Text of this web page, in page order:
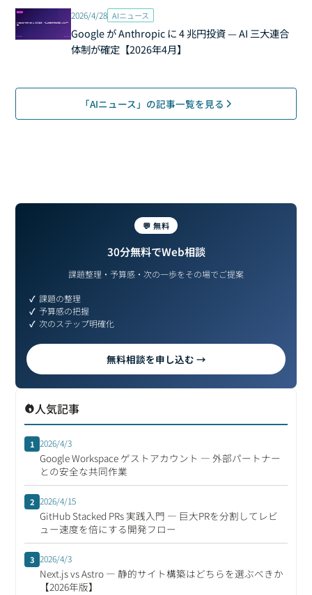
2026/4/28 AIニュース
Google が Anthropic に 4 兆円投資 — AI 三大連合
体制が確定【2026年4月】
「AIニュース」の記事一覧を見る
💬 無料
30分無料でWeb相談
課題整理・予算感・次の一歩をその場でご提案
課題の整理
予算感の把握
次のステップ明確化
無料相談を申し込む →
人気記事
1 2026/4/3
Google Workspace ゲストアカウント ― 外部パートナー
との安全な共同作業
2 2026/4/15
GitHub Stacked PRs 実践入門 ― 巨大PRを分割してレビ
ュー速度を倍にする開発フロー
3 2026/4/3
Next.js vs Astro ― 静的サイト構築はどちらを選ぶべきか
【2026年版】